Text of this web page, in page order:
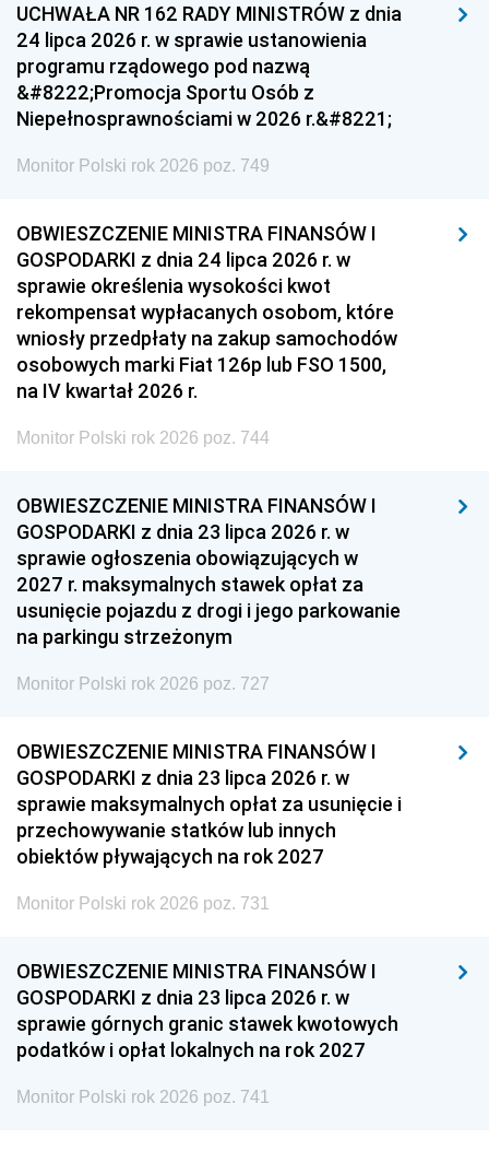
UCHWAŁA NR 162 RADY MINISTRÓW z dnia
24 lipca 2026 r. w sprawie ustanowienia
programu rządowego pod nazwą
&#8222;Promocja Sportu Osób z
Niepełnosprawnościami w 2026 r.&#8221;
Monitor Polski rok 2026 poz. 749
OBWIESZCZENIE MINISTRA FINANSÓW I
GOSPODARKI z dnia 24 lipca 2026 r. w
sprawie określenia wysokości kwot
rekompensat wypłacanych osobom, które
wniosły przedpłaty na zakup samochodów
osobowych marki Fiat 126p lub FSO 1500,
na IV kwartał 2026 r.
Monitor Polski rok 2026 poz. 744
OBWIESZCZENIE MINISTRA FINANSÓW I
GOSPODARKI z dnia 23 lipca 2026 r. w
sprawie ogłoszenia obowiązujących w
2027 r. maksymalnych stawek opłat za
usunięcie pojazdu z drogi i jego parkowanie
na parkingu strzeżonym
Monitor Polski rok 2026 poz. 727
OBWIESZCZENIE MINISTRA FINANSÓW I
GOSPODARKI z dnia 23 lipca 2026 r. w
sprawie maksymalnych opłat za usunięcie i
przechowywanie statków lub innych
obiektów pływających na rok 2027
Monitor Polski rok 2026 poz. 731
OBWIESZCZENIE MINISTRA FINANSÓW I
GOSPODARKI z dnia 23 lipca 2026 r. w
sprawie górnych granic stawek kwotowych
podatków i opłat lokalnych na rok 2027
Monitor Polski rok 2026 poz. 741